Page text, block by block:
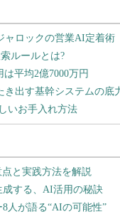
と実践方法を解説
する、AI活用の秘訣
人が語る“AIの可能性”